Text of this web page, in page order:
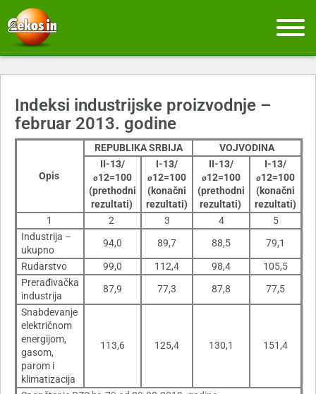
Indeksi industrijske proizvodnje –
februar 2013. godine
Opis
REPUBLIKA SRBIJA
VOJVODINA
II-13/
ø12=100
(prethodni
rezultati)
I-13/
ø12=100
(konačni
rezultati)
II-13/
ø12=100
(prethodni
rezultati)
I-13/
ø12=100
(konačni
rezultati)
1
2 3 4
5
Industrija –
ukupno
94,0 89,7 88,5 79,1
Rudarstvo 99,0 112,4 98,4
105,5
Prerađivačka
industrija
87,9 77,3 87,8 77,5
Snabdevanje
električnom
energijom,
gasom,
parom i
klimatizacija
113,6 125,4 130,1 151,4